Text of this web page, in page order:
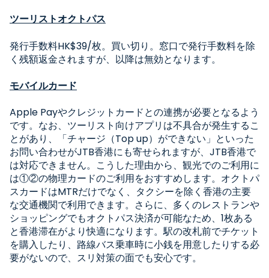
ツーリストオクトパス
発行手数料HK$39/枚。買い切り。窓口で発行手数料を除
く残額返金されますが、以降は無効となります。
モバイルカード
Apple Payやクレジットカードとの連携が必要となるよう
です。なお、ツーリスト向けアプリは不具合が発生するこ
とがあり、「チャージ（Top up）ができない」といった
お問い合わせがJTB香港にも寄せられますが、JTB香港で
は対応できません。こうした理由から、観光でのご利用に
は①②の物理カードのご利用をおすすめします。オクトパ
スカードはMTRだけでなく、タクシーを除く香港の主要
な交通機関で利用できます。さらに、多くのレストランや
ショッピングでもオクトパス決済が可能なため、1枚ある
と香港滞在がより快適になります。駅の改札前でチケット
を購入したり、路線バス乗車時に小銭を用意したりする必
要がないので、スリ対策の面でも安心です。